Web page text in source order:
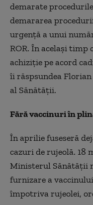
demarate
demararea
urgenţă a unui
ROR. În acelaşi timp
achiziţie pe acord
îi răspsundea
al Sănătății.
Fără vaccinuri în
În aprilie fuseseră
cazuri de rujeolă. 18
Ministerul Sănătăţii
furnizare a
împotriva rujeolei,